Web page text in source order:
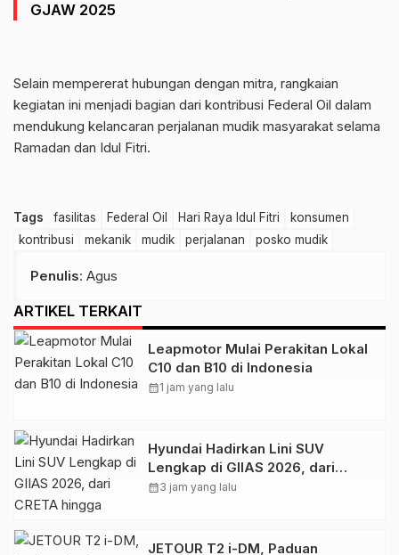
GJAW 2025
Selain mempererat hubungan dengan mitra, rangkaian
kegiatan ini menjadi bagian dari kontribusi Federal Oil dalam
mendukung kelancaran perjalanan mudik masyarakat selama
Ramadan dan Idul Fitri.
Tags fasilitas Federal Oil Hari Raya Idul Fitri
konsumen
kontribusi
mekanik mudik perjalanan posko mudik
Penulis: Agus
ARTIKEL TERKAIT
Leapmotor Mulai Perakitan Lokal
C10 dan B10 di Indonesia
calendar_month1 jam yang lalu
Hyundai Hadirkan Lini SUV
Lengkap di GIIAS 2026, dari
CRETA hingga IONIQ 9
calendar_month3 jam yang lalu
JETOUR T2 i-DM, Paduan